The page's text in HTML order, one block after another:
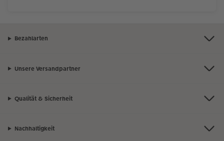
Bezahlarten
Unsere Versandpartner
Qualität & Sicherheit
Nachhaltigkeit